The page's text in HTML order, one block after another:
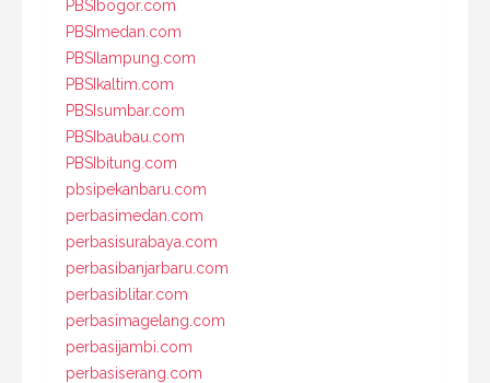
PBSIbogor.com
PBSImedan.com
PBSIlampung.com
PBSIkaltim.com
PBSIsumbar.com
PBSIbaubau.com
PBSIbitung.com
pbsipekanbaru.com
perbasimedan.com
perbasisurabaya.com
perbasibanjarbaru.com
perbasiblitar.com
perbasimagelang.com
perbasijambi.com
perbasiserang.com